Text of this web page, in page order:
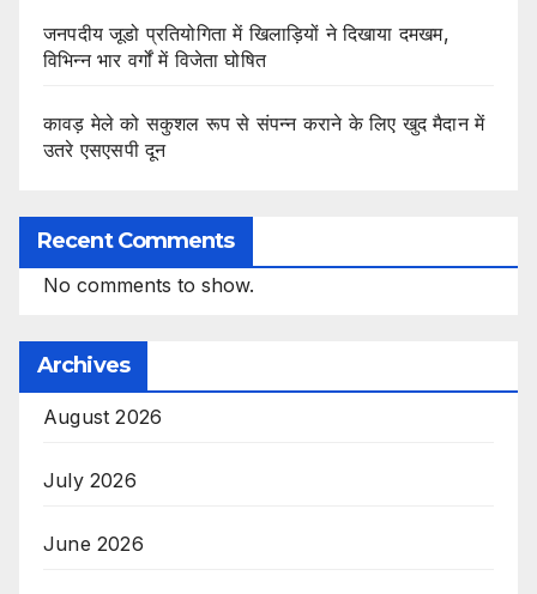
जनपदीय जूडो प्रतियोगिता में खिलाड़ियों ने दिखाया दमखम,
विभिन्न भार वर्गों में विजेता घोषित
कावड़ मेले को सकुशल रूप से संपन्न कराने के लिए खुद मैदान में
उतरे एसएसपी दून
Recent Comments
No comments to show.
Archives
August 2026
July 2026
June 2026